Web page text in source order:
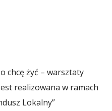
chcę żyć – warsztaty
realizowana w ramach
Lokalny”